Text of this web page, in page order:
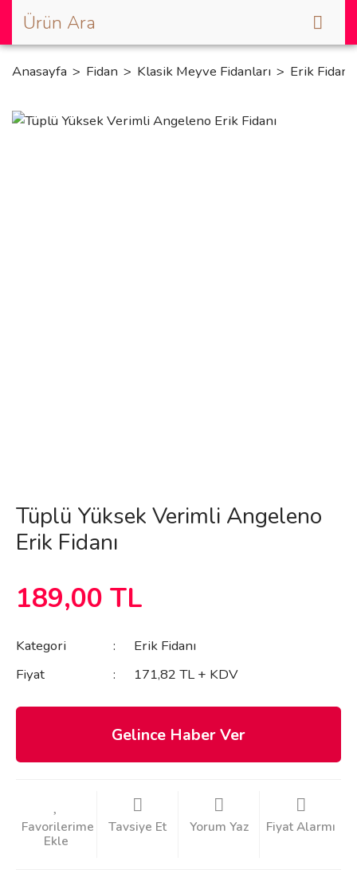
Anasayfa Fidan Klasik Meyve Fidanları Erik Fidanı
Tüplü Yüksek Verimli Angeleno
Erik Fidanı
189,00 TL
Kategori
Erik Fidanı
Fiyat
171,82 TL + KDV
Gelince Haber Ver
Tavsiye Et Yorum Yaz Fiyat Alarmı